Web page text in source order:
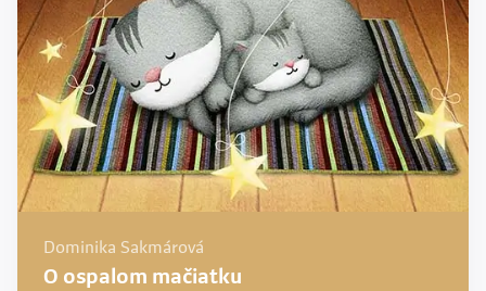
Dominika Sakmárová
O ospalom mačiatku